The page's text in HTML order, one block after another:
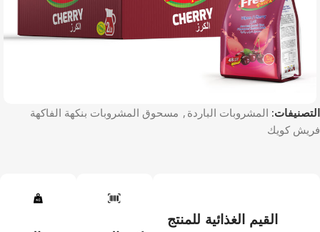
التصنيفات: المشروبات الباردة , مسحوق المشروبات بنكهة الفاكهة
فريش كويك
القيم الغذائية للمنتج